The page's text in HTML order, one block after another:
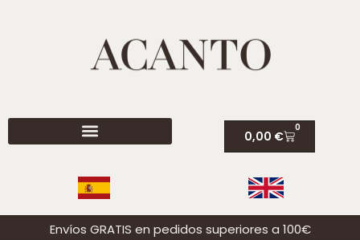
0,00 €
0
Envíos GRATIS en pedidos superiores a 100€